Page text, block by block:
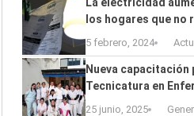
los hogares que no
5 febrero, 2024
Nueva
Tecnicatura en
25 junio, 2025